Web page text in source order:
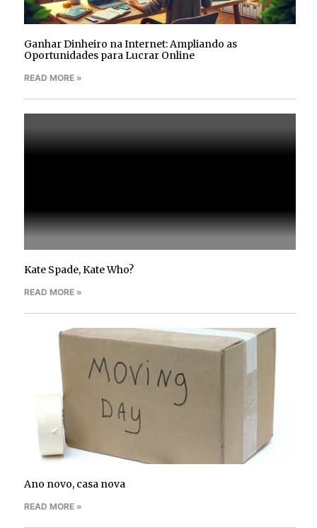
Ganhar Dinheiro na Internet: Ampliando as
Oportunidades para Lucrar Online
READ MORE »
Kate Spade, Kate Who?
READ MORE »
Ano novo, casa nova
READ MORE »